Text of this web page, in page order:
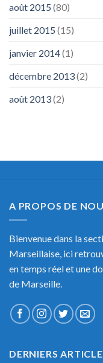
août 2015 (80)
juillet 2015 (15)
janvier 2014(1)
décembre 2013(2)
août 2013(2)
A PROPOS DE
Bienvenue dans la
Marseillaise, ici
en temps réel et une
de Marseille.
DERNIERS